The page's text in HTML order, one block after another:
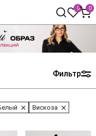
0 0
Фильтр
Вискоза